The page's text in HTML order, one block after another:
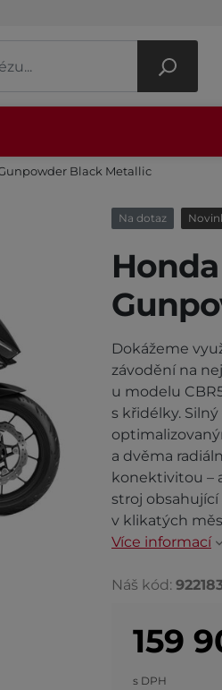
Black Metallic
Na dotaz
Dokážeme
závodění na
u modelu
s křidélky.
a dvěma
konektivitou –
stroj obsahující
v klikatých
Více informací
Náš kód:
159
s DPH